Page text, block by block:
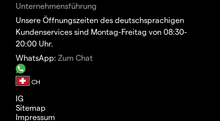
Unternehmensführung
Unsere Öffnungszeiten des deutschsprachigen
Kundenservices sind Montag-Freitag von 08:30-
20:00 Uhr.
WhatsApp: Zum Chat
IG
Sitemap
Impressum